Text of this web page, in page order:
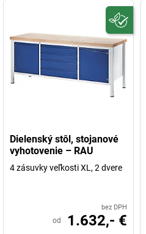
Dielenský stôl, stojanové
vyhotovenie – RAU
4 zásuvky veľkosti XL, 2 dvere
bez DPH
od 1.632,- €